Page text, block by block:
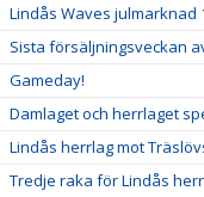
Lindås Waves julmarknad
Sista försäljningsveckan
Gameday!
Damlaget och herrlaget
Lindås herrlag mot
Tredje raka för Lindås